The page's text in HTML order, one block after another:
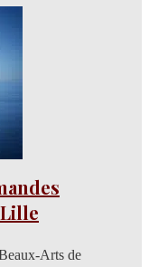
Arts de